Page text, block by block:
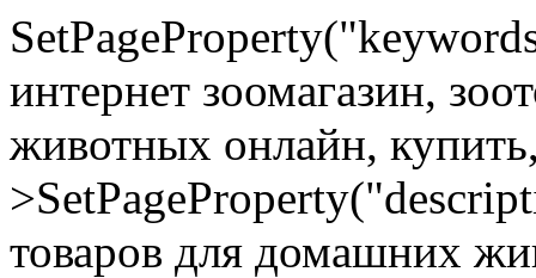
интернет зоомагазин,
животных онлайн,
товаров для домашних